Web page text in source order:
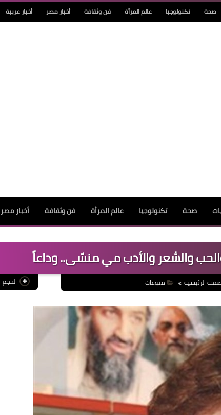
صحة تكنولوجيا عالم المرأة فن وثقافة أخبار مصر أخبار عربية
صحة تكنولوجيا عالم المرأة فن وثقافة أخبار مصر
والشعر والأدب مي منسّى.. وداعاً
الرئيسية منوعات الحجم